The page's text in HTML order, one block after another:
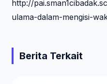
http://
ulama-dalam-mengisi-
Berita Terkait